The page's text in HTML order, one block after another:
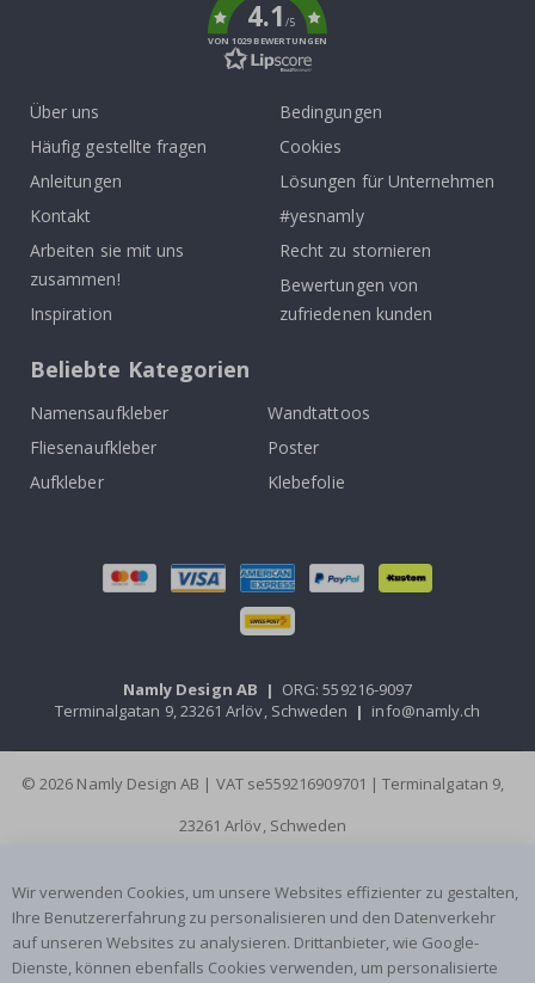
4.1/5
VON 1029 BEWERTUNGEN
Über uns
Häufig gestellte fragen
Anleitungen
Kontakt
Arbeiten sie mit uns
zusammen!
Inspiration
Bedingungen
Cookies
Lösungen für Unternehmen
#yesnamly
Recht zu stornieren
Bewertungen von
zufriedenen kunden
Beliebte Kategorien
Namensaufkleber
Wandtattoos
Fliesenaufkleber
Poster
Aufkleber
Klebefolie
Namly Design AB | ORG: 559216-9097
Terminalgatan 9, 23261 Arlöv, Schweden | info@namly.ch
© 2026 Namly Design AB | VAT se559216909701 | Terminalgatan 9,
23261 Arlöv, Schweden
Wir verwenden Cookies, um unsere Websites effizienter zu gestalten,
Ihre Benutzererfahrung zu personalisieren und den Datenverkehr
auf unseren Websites zu analysieren. Drittanbieter, wie Google-
Dienste, können ebenfalls Cookies verwenden, um personalisierte